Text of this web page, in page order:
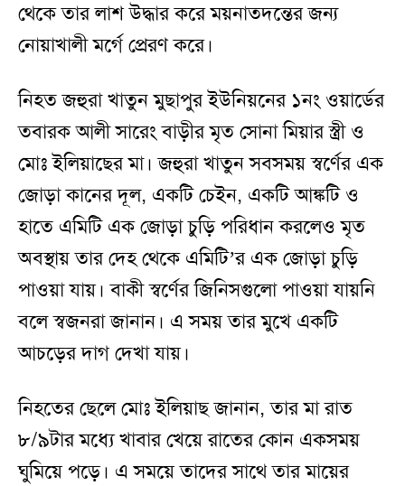
থেকে তার লাশ উদ্ধার করে ময়নাতদন্তের জন্য
নোয়াখালী মর্গে প্রেরণ করে।
নিহত জহুরা খাতুন মুছাপুর ইউনিয়নের ১নং ওয়ার্ডের
তবারক আলী সারেং বাড়ীর মৃত সোনা মিয়ার স্ত্রী ও
মোঃ ইলিয়াছের মা। জহুরা খাতুন সবসময় স্বর্ণের এক
জোড়া কানের দূল, একটি চেইন, একটি আঙ্কটি ও
হাতে এমিটি এক জোড়া চুড়ি পরিধান করলেও মৃত
অবস্থায় তার দেহ থেকে এমিটি’র এক জোড়া চুড়ি
পাওয়া যায়। বাকী স্বর্ণের জিনিসগুলো পাওয়া যায়নি
বলে স্বজনরা জানান। এ সময় তার মুখে একটি
আচড়ের দাগ দেখা যায়।
নিহতের ছেলে মোঃ ইলিয়াছ জানান, তার মা রাত
৮/৯টার মধ্যে খাবার খেয়ে রাতের কোন একসময়
ঘুমিয়ে পড়ে। এ সময়ে তাদের সাথে তার মায়ের